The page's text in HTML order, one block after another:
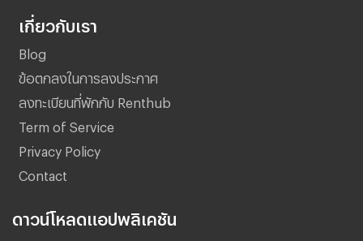
เกี่ยวกับเรา
Blog
ข้อตกลงในการลงประกาศ
ลงทะเบียนที่พักกับ Renthub
Term of Service
Privacy Policy
Contact
ดาวน์โหลดแอปพลิเคชัน